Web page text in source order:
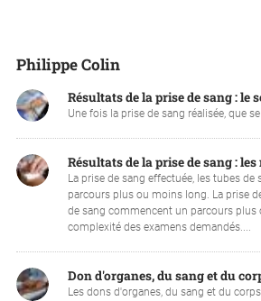
Philippe Colin
Résultats de la prise de sang : le
Une fois la prise de sang réalisée, que se
Résultats de la prise de sang :
La prise de sang effectuée, les tubes
parcours plus ou moins long. La prise
de sang commencent un parcours plus
complexité des examens demandés....
Don d'organes, du sang et du
Les dons d'organes, du sang et du